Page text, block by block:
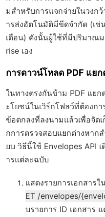
มสำหรับการแจกจ่ายในวงก
ารส่งอัตโนมัติมีขีดจำกัด (เช่
เดือน) ดังนั้นผู้ใช้ที่มีปริมาณ
rise เอง
การดาวน์โหลด PDF แย
ในทางตรงกันข้าม PDF แย
ะโยชน์ในเวิร์กโฟลว์ที่ต้องก
ข้อตกลงที่ลงนามแล้วเพื่อจัด
กการตรวจสอบแยกต่างหาก
ยบ วิธีนี้ใช้ Envelopes API
ารแต่ละฉบับ
แสดงรายการเอกสาร
ET /envelopes/
บรายการ ID เอกสาร